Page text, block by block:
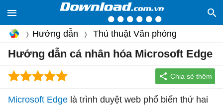
Hướng dẫn Thủ thuật Văn phòng
Hướng dẫn cá nhân hóa Microsoft Edge
Microsoft Edge là trình duyệt web phổ biến thứ hai